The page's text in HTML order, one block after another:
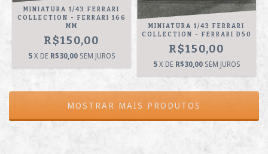
MINIATURA 1/43 FERRARI
COLLECTION - FERRARI 166
MM
R$150,00
5 X DE R$30,00 SEM JUROS
MINIATURA 1/43 FERRARI
COLLECTION - FERRARI D50
R$150,00
5 X DE R$30,00 SEM JUROS
MOSTRAR MAIS PRODUTOS